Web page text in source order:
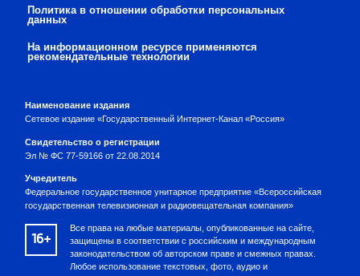
Политика в отношении обработки персональных
данных
На информационном ресурсе применяются
рекомендательные технологии
Наименование издания
Сетевое издание «Государственный Интернет-Канал «Россия»
Свидетельство о регистрации
Эл № ФС 77-59166 от 22.08.2014
Учредитель
Федеральное государственное унитарное предприятие «Всероссийская
государственная телевизионная и радиовещательная компания»
16+
Все права на любые материалы, опубликованные на сайте,
защищены в соответствии с российским и международным
законодательством об авторском праве и смежных правах.
Любое использование текстовых, фото, аудио и